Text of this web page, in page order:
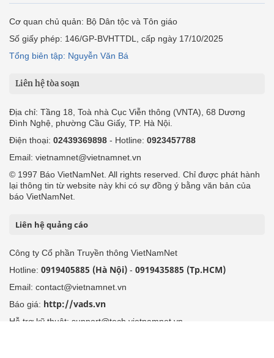
Cơ quan chủ quản: Bộ Dân tộc và Tôn giáo
Số giấy phép: 146/GP-BVHTTDL, cấp ngày 17/10/2025
Tổng biên tập: Nguyễn Văn Bá
Liên hệ tòa soạn
Địa chỉ: Tầng 18, Toà nhà Cục Viễn thông (VNTA), 68 Dương
Đình Nghệ, phường Cầu Giấy, TP. Hà Nội.
Điện thoại: 02439369898 - Hotline: 0923457788
Email: vietnamnet@vietnamnet.vn
© 1997 Báo VietNamNet. All rights reserved. Chỉ được phát hành
lại thông tin từ website này khi có sự đồng ý bằng văn bản của
báo VietNamNet.
Liên hệ quảng cáo
Công ty Cổ phần Truyền thông VietNamNet
Hotline: 0919405885 (Hà Nội) - 0919435885 (Tp.HCM)
Email: contact@vietnamnet.vn
Báo giá: http://vads.vn
Hỗ trợ kỹ thuật: support@tech.vietnamnet.vn